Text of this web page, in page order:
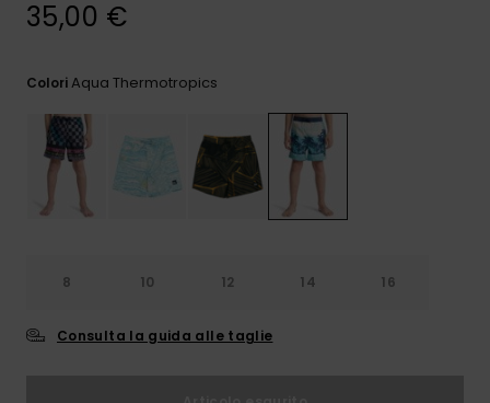
35,00 €
ColoriAqua Thermotropics
8 10 12 14 16
Consulta la guida alle taglie